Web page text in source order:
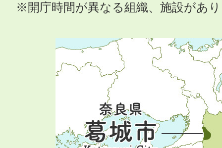
※開庁時間が異なる組織、施設があ